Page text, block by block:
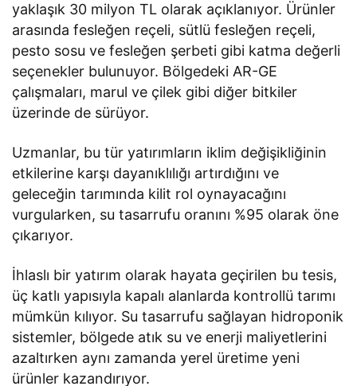
yaklaşık 30 milyon TL olarak açıklanıyor. Ürünler
arasında fesleğen reçeli, sütlü fesleğen reçeli,
pesto sosu ve fesleğen şerbeti gibi katma değerli
seçenekler bulunuyor. Bölgedeki AR-GE
çalışmaları, marul ve çilek gibi diğer bitkiler
üzerinde de sürüyor.
Uzmanlar, bu tür yatırımların iklim değişikliğinin
etkilerine karşı dayanıklılığı artırdığını ve
geleceğin tarımında kilit rol oynayacağını
vurgularken, su tasarrufu oranını %95 olarak öne
çıkarıyor.
İhlaslı bir yatırım olarak hayata geçirilen bu tesis,
üç katlı yapısıyla kapalı alanlarda kontrollü tarımı
mümkün kılıyor. Su tasarrufu sağlayan hidroponik
sistemler, bölgede atık su ve enerji maliyetlerini
azaltırken aynı zamanda yerel üretime yeni
ürünler kazandırıyor.